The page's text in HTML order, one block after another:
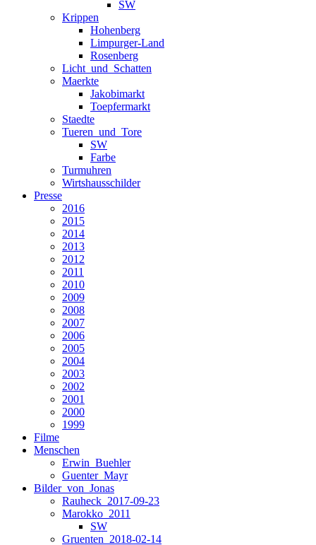
SW
Krippen
Hohenberg
Limpurger-Land
Rosenberg
Licht_und_Schatten
Maerkte
Jakobimarkt
Toepfermarkt
Staedte
Tueren_und_Tore
SW
Farbe
Turmuhren
Wirtshausschilder
Presse
2016
2015
2014
2013
2012
2011
2010
2009
2008
2007
2006
2005
2004
2003
2002
2001
2000
1999
Filme
Menschen
Erwin_Buehler
Guenter_Mayr
Bilder_von_Jonas
Rauheck_2017-09-23
Marokko_2011
SW
Gruenten_2018-02-14